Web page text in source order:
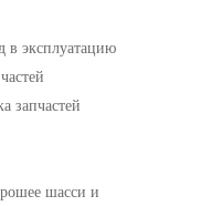
эксплуатацию
запчастей
шасси и